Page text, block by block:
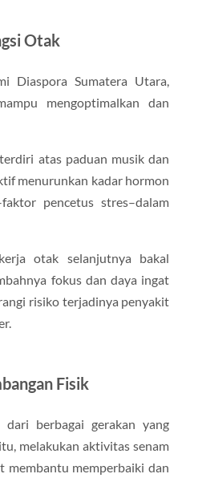
Otak
Diaspora Sumatera Utara,
mengoptimalkan dan
atas paduan musik dan
menurunkan kadar hormon
pencetus stres–dalam
otak selanjutnya bakal
fokus dan daya ingat
risiko terjadinya penyakit
Fisik
dari berbagai gerakan yang
melakukan aktivitas senam
membantu memperbaiki dan